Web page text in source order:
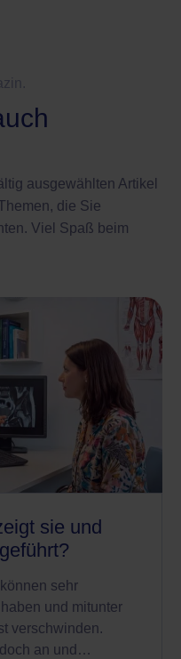
ausgewählten Artikel
die Sie
Viel Spaß beim
sie und
sehr
und mitunter
verschwinden.
an und…